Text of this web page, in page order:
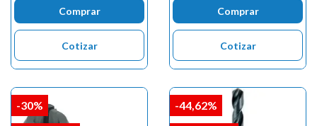
Comprar
Cotizar
Comprar
Cotizar
-30% -44,62%